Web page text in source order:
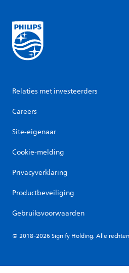
Relaties met investeerders
Careers
Site-eigenaar
Cookie-melding
Privacyverklaring
Productbeveiliging
Gebruiksvoorwaarden
© 2018-2026 Signify Holding. Alle